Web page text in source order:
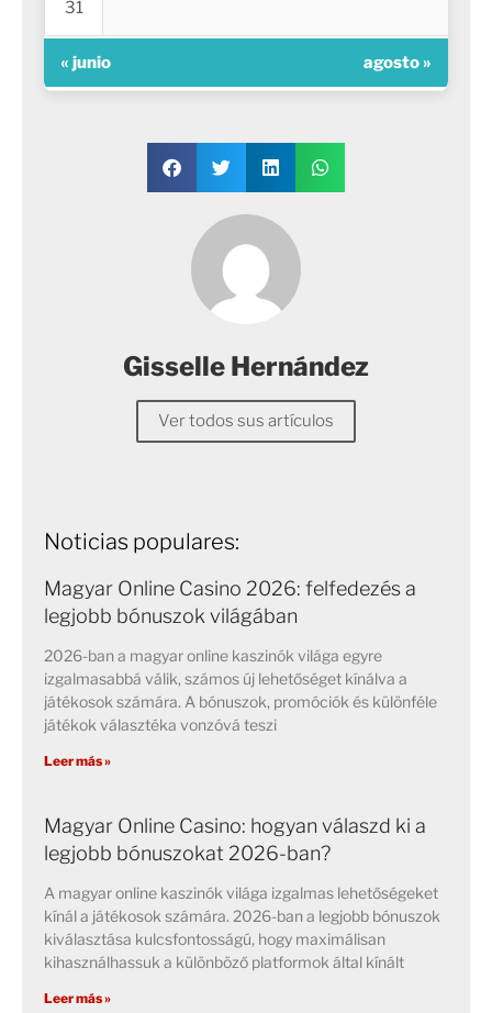
31
« junio agosto »
Gisselle Hernández
Ver todos sus artículos
Noticias populares:
Magyar Online Casino 2026: felfedezés a
legjobb bónuszok világában
2026-ban a magyar online kaszinók világa egyre
izgalmasabbá válik, számos új lehetőséget kínálva a
játékosok számára. A bónuszok, promóciók és különféle
játékok választéka vonzóvá teszi
Leer más »
Magyar Online Casino: hogyan válaszd ki a
legjobb bónuszokat 2026-ban?
A magyar online kaszinók világa izgalmas lehetőségeket
kínál a játékosok számára. 2026-ban a legjobb bónuszok
kiválasztása kulcsfontosságú, hogy maximálisan
kihasználhassuk a különböző platformok által kínált
Leer más »